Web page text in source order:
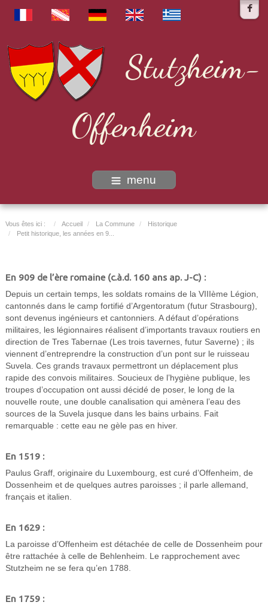
Stutzheim-
Offenheim
menu
Vous êtes ici : Accueil La Commune
Historique
Petit historique, les années en 9...
En 909 de l’ère romaine (c.à.d. 160 ans ap. J-C) :
Depuis un certain temps, les soldats romains de la VIIIème Légion,
cantonnés dans le camp fortifié d’Argentoratum (futur Strasbourg),
sont devenus ingénieurs et cantonniers. A défaut d’opérations
militaires, les légionnaires réalisent d’importants travaux routiers en
direction de Tres Tabernae (Les trois tavernes, futur Saverne) ; ils
viennent d’entreprendre la construction d’un pont sur le ruisseau
Suvela. Ces grands travaux permettront un déplacement plus
rapide des convois militaires. Soucieux de l’hygiène publique, les
troupes d’occupation ont aussi décidé de poser, le long de la
nouvelle route, une double canalisation qui amènera l’eau des
sources de la Suvela jusque dans les bains urbains. Fait
remarquable : cette eau ne gèle pas en hiver.
En 1519 :
Paulus Graff, originaire du Luxembourg, est curé d’Offenheim, de
Dossenheim et de quelques autres paroisses ; il parle allemand,
français et italien.
En 1629 :
La paroisse d’Offenheim est détachée de celle de Dossenheim pour
être rattachée à celle de Behlenheim. Le rapprochement avec
Stutzheim ne se fera qu’en 1788.
En 1759 :